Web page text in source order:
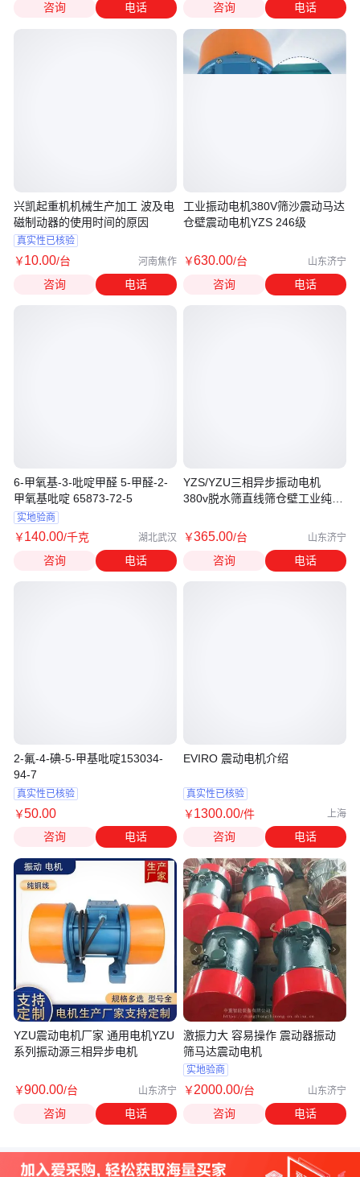
咨询 电话
兴凯起重机机械生产加工 波及电
磁制动器的使用时间的原因
真实性已核验
￥10.00/台 河南焦作
咨询 电话
6-甲氧基-3-吡啶甲醛 5-甲醛-2-
甲氧基吡啶 65873-72-5
实地验商
￥140.00/千克 湖北武汉
咨询 电话
2-氟-4-碘-5-甲基吡啶153034-
94-7
真实性已核验
￥50.00
咨询 电话
YZU震动电机厂家 通用电机YZU
系列振动源三相异步电机
￥900.00/台 山东济宁
咨询 电话
咨询 电话
工业振动电机380V筛沙震动马达
仓壁震动电机YZS 246级
￥630.00/台 山东济宁
咨询 电话
YZS/YZU三相异步振动电机
380v脱水筛直线筛仓壁工业纯铜
￥365.00/台 山东济宁
咨询 电话
EVIRO 震动电机介绍
真实性已核验
￥1300.00/件 上海
咨询 电话
激振力大 容易操作 震动器振动
筛马达震动电机
实地验商
￥2000.00/台 山东济宁
咨询 电话